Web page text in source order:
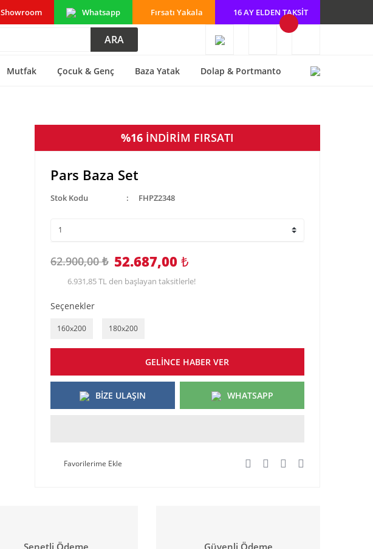
Showroom Whatsapp Fırsatı Yakala 16 AY ELDEN TAKSİT
ARA
Mutfak Çocuk & Genç Baza Yatak Dolap & Portmanto
%16 İNDİRİM FIRSATI
Pars Baza Set
Stok Kodu FHPZ2348
62.900,00 ₺ 52.687,00 ₺
6.931,85 TL den başlayan taksitlerle!
Seçenekler
160x200 180x200
GELİNCE HABER VER
BİZE ULAŞIN WHATSAPP
Senetli Ödeme Güvenli Ödeme